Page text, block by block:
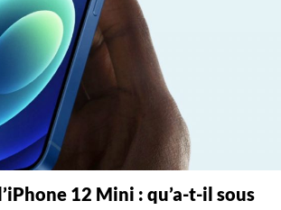
12 Mini : qu’a-t-il sous